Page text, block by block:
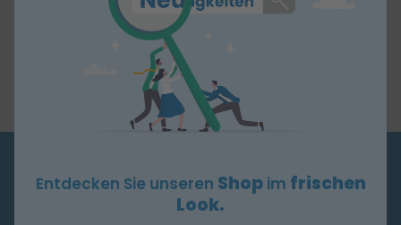
BESTELLHOTLINE
Entdecken Sie unseren Shop im frischen
Look.